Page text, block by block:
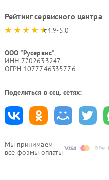
Мы принимаем
все формы оплаты
Рейтинг сервисного центра
4.9-5.0
ООО "Русервис"
ИНН 7702633247
ОГРН 1077746335776
Поделиться в соц. сетях: